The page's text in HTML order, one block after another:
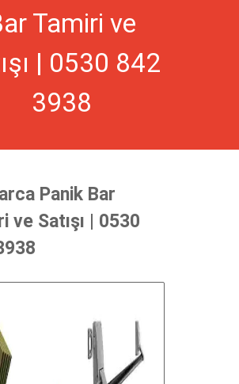
Tamiri ve
| 0530 842
3938
Panik Bar
ve Satışı | 0530